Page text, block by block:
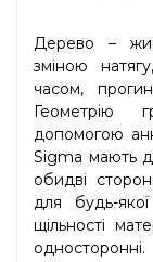
Дерево –
зміною
часом,
Геометрію
допомогою
Sigma мають
обидві
для будь-
щільності
односторонні.